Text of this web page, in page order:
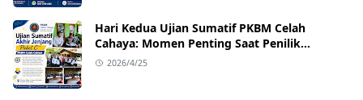
Hari Kedua Ujian Sumatif PKBM Celah
Cahaya: Momen Penting Saat Penilik
Kecamatan Singajaya Turun Langsung!
2026/4/25